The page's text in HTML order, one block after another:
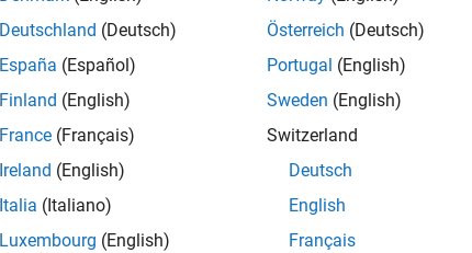
Deutschland (Deutsch)
España (Español)
Finland (English)
France (Français)
Ireland (English)
Italia (Italiano)
Luxembourg (English)
Österreich (Deutsch)
Portugal (English)
Sweden (English)
Switzerland
Deutsch
English
Français